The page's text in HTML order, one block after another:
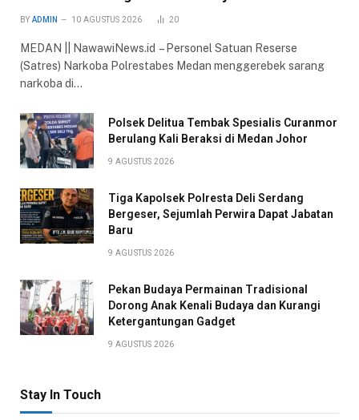
BY ADMIN 10 AGUSTUS 2026 20
MEDAN || NawawiNews.id – Personel Satuan Reserse
(Satres) Narkoba Polrestabes Medan menggerebek sarang
narkoba di…
Polsek Delitua Tembak Spesialis Curanmor
Berulang Kali Beraksi di Medan Johor
9 AGUSTUS 2026
Tiga Kapolsek Polresta Deli Serdang
Bergeser, Sejumlah Perwira Dapat Jabatan
Baru
9 AGUSTUS 2026
Pekan Budaya Permainan Tradisional
Dorong Anak Kenali Budaya dan Kurangi
Ketergantungan Gadget
9 AGUSTUS 2026
Stay In Touch